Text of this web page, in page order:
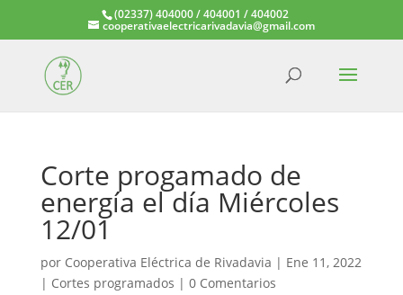
(02337) 404000 / 404001 / 404002
cooperativaelectricarivadavia@gmail.com
Corte progamado de
energía el día Miércoles
12/01
por Cooperativa Eléctrica de Rivadavia | Ene 11, 2022
| Cortes programados | 0 Comentarios